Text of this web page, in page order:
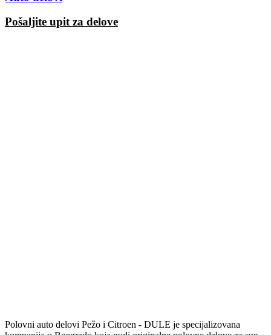
Pošaljite upit za delove
Polovni auto delovi Pežo i Citroen - DULE je specijalizovana